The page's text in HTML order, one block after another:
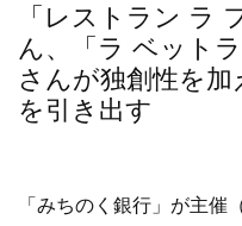
「レストラン ラ
ん、「ラ ベット
さんが独創性を加
を引き出す
「みちのく銀行」が主催